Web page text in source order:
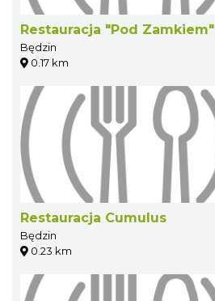
Restauracja "Pod Zamkiem"
Będzin
0.17 km
Restauracja Cumulus
Będzin
0.23 km